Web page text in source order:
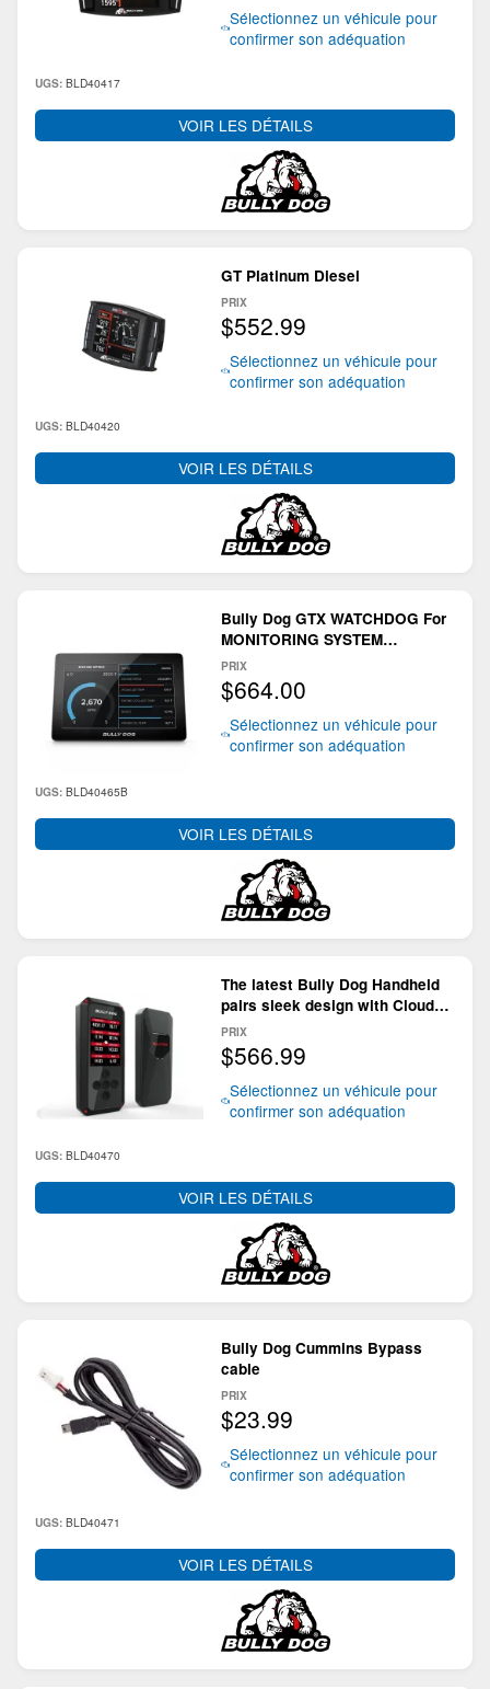
Sélectionnez un véhicule pour
confirmer son adéquation
UGS: BLD40417
VOIR LES DÉTAILS
GT Platinum Diesel
Sélectionnez un véhicule pour
confirmer son adéquation
PRIX
$552.99
UGS: BLD40420
VOIR LES DÉTAILS
Bully Dog GTX WATCHDOG For
MONITORING SYSTEM
OPTIMIZED FOR CUMMINS
40465B
Sélectionnez un véhicule pour
confirmer son adéquation
PRIX
$664.00
UGS: BLD40465B
VOIR LES DÉTAILS
The latest Bully Dog Handheld
pairs sleek design with Cloud
Updates
Sélectionnez un véhicule pour
confirmer son adéquation
PRIX
$566.99
UGS: BLD40470
VOIR LES DÉTAILS
Bully Dog Cummins Bypass
cable
Sélectionnez un véhicule pour
confirmer son adéquation
PRIX
$23.99
UGS: BLD40471
VOIR LES DÉTAILS